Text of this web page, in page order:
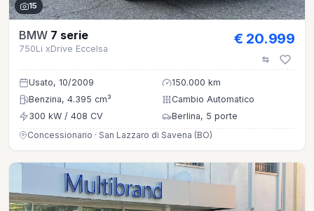
15
BMW 7 serie
750Li xDrive Eccelsa
€ 20.999
Usato, 10/2009
150.000 km
Benzina, 4.395 cm³
Cambio Automatico
300 kW / 408 CV
Berlina, 5 porte
Concessionario · San Lazzaro di Savena (BO)